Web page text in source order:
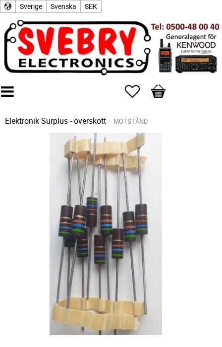
Sverige Svenska SEK
Favoriter
Kundvagn
Elektronik Surplus - överskott MOTSTÅND